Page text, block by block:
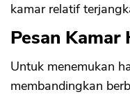
kamar relatif
Pesan Kamar
Untuk menemukan
membandingkan